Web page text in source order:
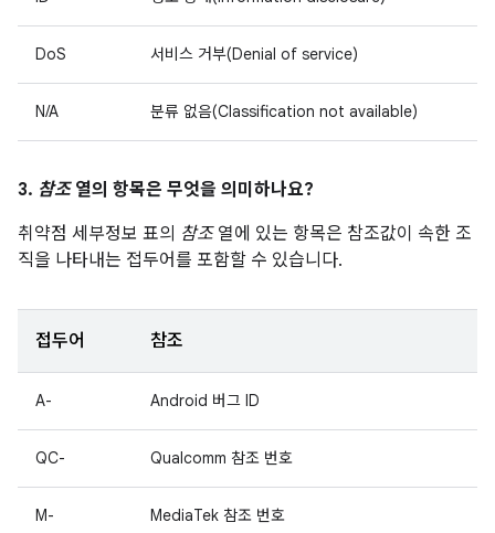
DoS 서비스 거부(Denial of service)
N/A 분류 없음(Classification not available)
3. 참조열의 항목은 무엇을 의미하나요?
취약점 세부정보 표의 참조열에 있는 항목은 참조값이 속한 조
직을 나타내는 접두어를 포함할 수 있습니다.
접두어 참조
A- Android 버그 ID
QC- Qualcomm 참조 번호
M- MediaTek 참조 번호